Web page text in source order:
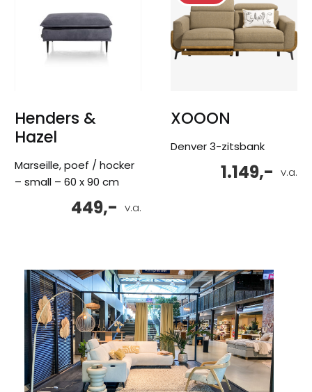
Henders &
Hazel
Marseille, poef / hocker
– small – 60 x 90 cm
v.a.
449,-
XOOON
Denver 3-zitsbank
v.a.
1.149,-